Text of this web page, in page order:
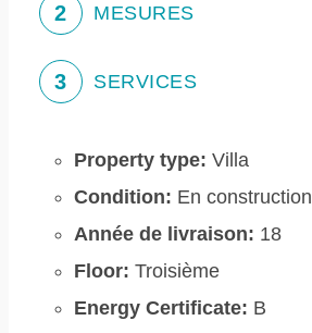
2 MESURES
3 SERVICES
Property type: Villa
Condition: En construction
Année de livraison: 18
Floor: Troisième
Energy Certificate: B